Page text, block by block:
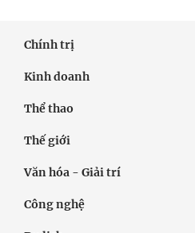
Chính trị
Kinh doanh
Thể thao
Thế giới
Văn hóa - Giải trí
Công nghệ